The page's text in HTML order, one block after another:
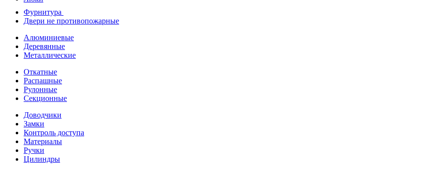
Фурнитура
Двери не противопожарные
Алюминиевые
Деревянные
Металлические
Откатные
Распашные
Рулонные
Секционные
Доводчики
Замки
Контроль доступа
Материалы
Ручки
Цилиндры